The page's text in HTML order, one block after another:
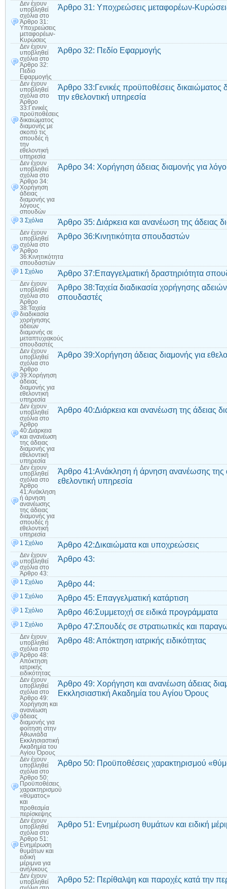
Δεν έχουν
υποβληθεί
σχόλια στο
Άρθρο 31:
Υποχρεώσεις
μεταφορέων-
Κυρώσεις
Άρθρο 31: Υποχρεώσεις μεταφορέων-
Δεν έχουν
υποβληθεί
σχόλια στο
Άρθρο 32:
Πεδίο
Εφαρμογής
Άρθρο 32: Πεδίο Εφαρμογής
Δεν έχουν
υποβληθεί
σχόλια στο
Άρθρο
33:Γενικές
προϋποθέσεις
δικαιώματος
διαμονής με
σκοπό τις
σπουδές ή
την
εθελοντική
υπηρεσία
Άρθρο 33:Γενικές προϋποθέσεις δικαιώματος
την εθελοντική υπηρεσία
Δεν έχουν
υποβληθεί
σχόλια στο
Άρθρο 34:
Χορήγηση
άδειας
διαμονής για
λόγους
σπουδών
Άρθρο 34: Χορήγηση άδειας διαμονής για
3 Σχόλια Άρθρο 35: Διάρκεια και ανανέωση της άδειας
Δεν έχουν
υποβληθεί
σχόλια στο
Άρθρο
36:Κινητικότητα
σπουδαστών
Άρθρο 36:Κινητικότητα σπουδαστών
1 Σχόλιο Άρθρο 37:Επαγγελματική δραστηριότητα
Δεν έχουν
υποβληθεί
σχόλια στο
Άρθρο
38:Ταχεία
διαδικασία
χορήγησης
αδειών
διαμονής σε
μεταπτυχιακούς
σπουδαστές
Άρθρο 38:Ταχεία διαδικασία χορήγησης
σπουδαστές
Δεν έχουν
υποβληθεί
σχόλια στο
Άρθρο
39:Χορήγηση
άδειας
διαμονής για
εθελοντική
υπηρεσία
Άρθρο 39:Χορήγηση άδειας διαμονής για
Δεν έχουν
υποβληθεί
σχόλια στο
Άρθρο
40:Διάρκεια
και ανανέωση
της άδειας
διαμονής για
εθελοντική
υπηρεσία
Άρθρο 40:Διάρκεια και ανανέωση της άδειας
Δεν έχουν
υποβληθεί
σχόλια στο
Άρθρο
41:Ανάκληση
ή άρνηση
ανανέωσης
της άδειας
διαμονής για
σπουδές ή
εθελοντική
υπηρεσία
Άρθρο 41:Ανάκληση ή άρνηση ανανέωσης της
εθελοντική υπηρεσία
1 Σχόλιο Άρθρο 42:Δικαιώματα και υποχρεώσεις
Δεν έχουν
υποβληθεί
σχόλια στο
Άρθρο 43:
Άρθρο 43:
1 Σχόλιο Άρθρο 44:
1 Σχόλιο Άρθρο 45: Επαγγελματική κατάρτιση
1 Σχόλιο Άρθρο 46:Συμμετοχή σε ειδικά προγράμματα
1 Σχόλιο Άρθρο 47:Σπουδές σε στρατιωτικές και
Δεν έχουν
υποβληθεί
σχόλια στο
Άρθρο 48:
Απόκτηση
ιατρικής
ειδικότητας
Άρθρο 48: Απόκτηση ιατρικής ειδικότητας
Δεν έχουν
υποβληθεί
σχόλια στο
Άρθρο 49:
Χορήγηση και
ανανέωση
άδειας
διαμονής για
φοίτηση στην
Αθωνιάδα
Εκκλησιαστική
Ακαδημία του
Αγίου Όρους
Άρθρο 49: Χορήγηση και ανανέωση άδειας
Εκκλησιαστική Ακαδημία του Αγίου Όρους
Δεν έχουν
υποβληθεί
σχόλια στο
Άρθρο 50:
Προϋποθέσεις
χαρακτηρισμού
«θύματος»
και
προθεσμία
περίσκεψης
Άρθρο 50: Προϋποθέσεις χαρακτηρισμού
Δεν έχουν
υποβληθεί
σχόλια στο
Άρθρο 51:
Ενημέρωση
θυμάτων και
ειδική
μέριμνα για
ανήλικους
Άρθρο 51: Ενημέρωση θυμάτων και ειδική
Δεν έχουν
υποβληθεί
Άρθρο 52: Περίθαλψη και παροχές κατά την